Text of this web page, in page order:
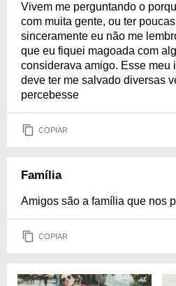
Vivem me perguntando o
com muita gente, ou ter
sinceramente eu não me
que eu fiquei magoada com
considerava amigo. Esse meu
deve ter me salvado diversas
percebesse
COPIAR
Família
Amigos são a família que nos
COPIAR